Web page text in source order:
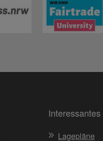
Interessantes
Lagepläne